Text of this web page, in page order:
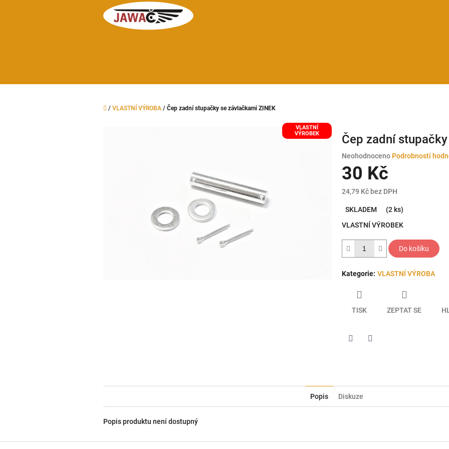
Domů
/ VLASTNÍ VÝROBA / Čep zadní stupačky se závlačkami ZINEK
VLASTNÍ
VÝROBEK
Čep zadní
Průměrné
hodnocení
produktu
0,0
hvězdiček.
Neohodnoceno Podrobnosti
30 Kč
24,79 Kč bez DPH
cena:
SKLADEM
(2 ks)
VLASTNÍ VÝROBEK
Do košíku
Kategorie: VLASTNÍ VÝROBA
TISK ZEPTAT SE
Popis Diskuze
Popis produktu není dostupný